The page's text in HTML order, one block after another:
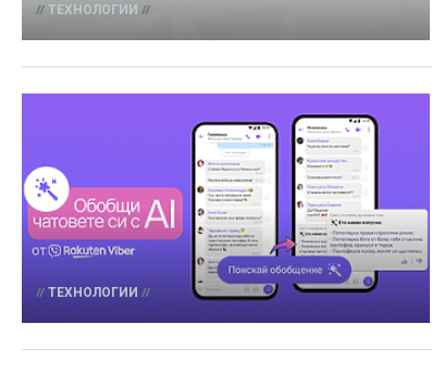
ТЕХНОЛОГИИ
ТЕХНОЛОГИИ